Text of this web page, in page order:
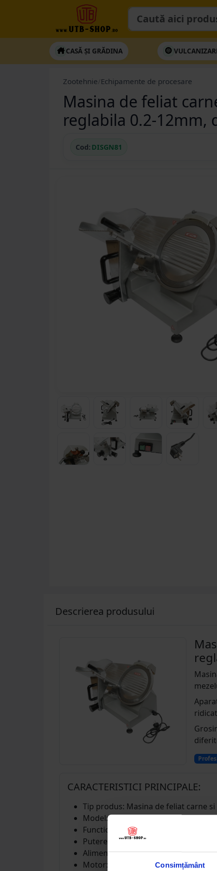
Consimțământ
CASĂ ȘI GRĂDINA
Zootehnie Echipamente de procesare
Masina de feliat
reglabila 0.2-12mm,
Cod: DISGN81
Descrierea produsului
CARACTERISTICI PRINCIPALE:
Tip produs: Masina de feliat carne
Model: MS-250A
Functionare: Semi-automata
Putere motor: 150 W
Alimentare: 220 V / 50 Hz
Motor: Monofazat (1PH)